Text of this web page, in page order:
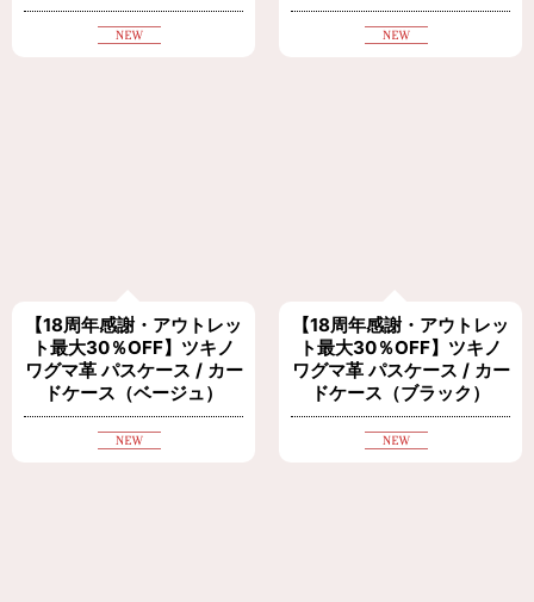
【18周年感謝・アウトレッ
ト最大30％OFF】ツキノ
ワグマ革 パスケース / カー
ドケース（ベージュ）
【18周年感謝・アウトレッ
ト最大30％OFF】ツキノ
ワグマ革 パスケース / カー
ドケース（ブラック）